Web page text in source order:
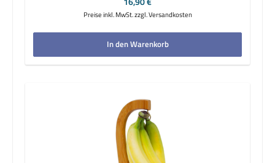
Preise inkl. MwSt. zzgl. Versandkosten
In den Warenkorb